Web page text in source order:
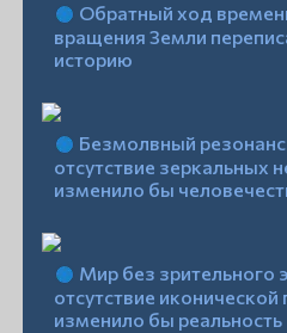
Обратный ход
вращения Земли
историю
Безмолвный
отсутствие зеркальных
изменило бы
Мир без зрительного
отсутствие иконической
изменило бы реальность